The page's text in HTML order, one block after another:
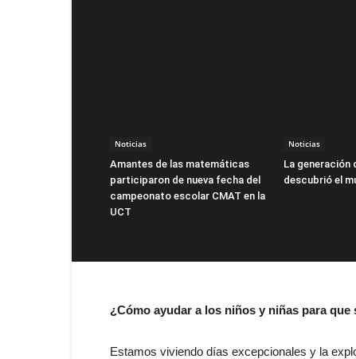
Noticias
Amantes de las matemáticas
participaron de nueva fecha del
campeonato escolar CMAT en la
UCT
Noticias
La generación
descubrió el
¿Cómo ayudar a los niños y niñas para
Estamos viviendo días excepcionales y la